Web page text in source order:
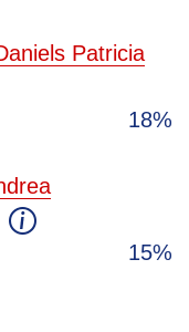
Patricia
18%
15%